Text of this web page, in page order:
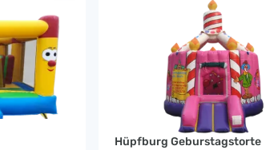
Hüpfburg Geburstagstorte